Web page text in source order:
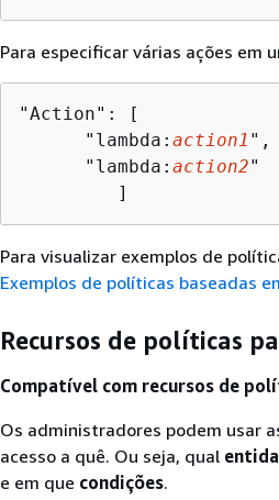
Para especificar várias ações em
"Action": [
      "lambda:
action1 ",
      "lambda:
action2"
         ]
Para visualizar exemplos de
Exemplos de políticas baseadas
Recursos de políticas
Compatível com recursos de
Os administradores podem usar
acesso a quê. Ou seja, qual
e em que condições.